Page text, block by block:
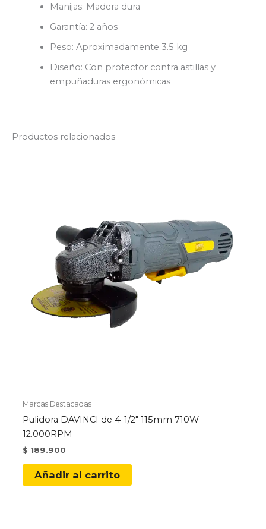
Manijas: Madera dura
Garantía: 2 años
Peso: Aproximadamente 3.5 kg
Diseño: Con protector contra astillas y
empuñaduras ergonómicas
Productos relacionados
Marcas Destacadas
Pulidora DAVINCI de 4-1/2″ 115mm 710W
12.000RPM
$ 189.900
Añadir al carrito